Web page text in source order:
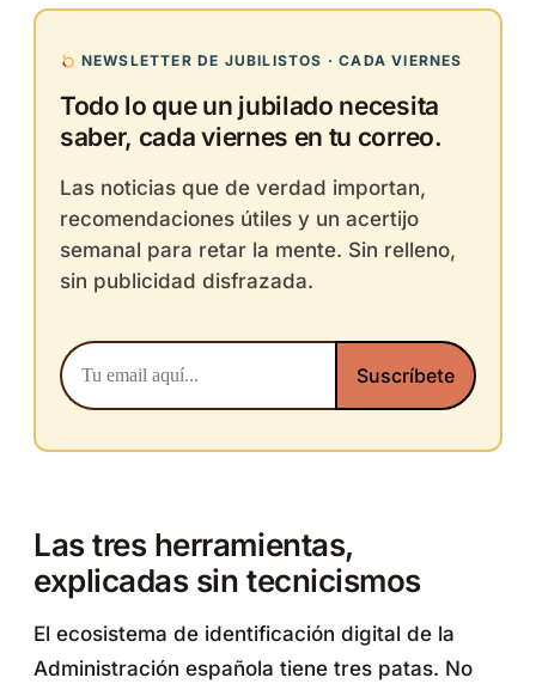
NEWSLETTER DE JUBILISTOS · CADA VIERNES
Todo lo que un jubilado necesita
saber, cada viernes en tu correo.
Las noticias que de verdad importan,
recomendaciones útiles y un acertijo
semanal para retar la mente. Sin relleno,
sin publicidad disfrazada.
Las tres herramientas,
explicadas sin tecnicismos
El ecosistema de identificación digital de la
Administración española tiene tres patas. No